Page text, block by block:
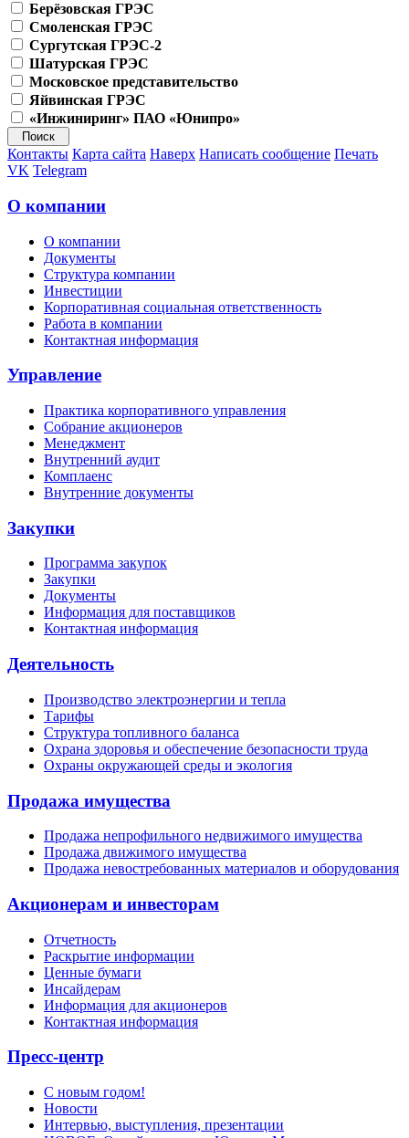
Берёзовская ГРЭС
Смоленская ГРЭС
Сургутская ГРЭС-2
Шатурская ГРЭС
Московское представительство
Яйвинская ГРЭС
«Инжиниринг» ПАО «Юнипро»
Контакты Карта сайта Наверх Написать сообщение Печать
VK Telegram
О компании
О компании
Документы
Структура компании
Инвестиции
Корпоративная социальная ответственность
Работа в компании
Контактная информация
Управление
Практика корпоративного управления
Собрание акционеров
Менеджмент
Внутренний аудит
Комплаенс
Внутренние документы
Закупки
Программа закупок
Закупки
Документы
Информация для поставщиков
Контактная информация
Деятельность
Производство электроэнергии и тепла
Тарифы
Структура топливного баланса
Охрана здоровья и обеспечение безопасности труда
Охраны окружающей среды и экология
Продажа имущества
Продажа непрофильного недвижимого имущества
Продажа движимого имущества
Продажа невостребованных материалов и оборудования
Акционерам и инвесторам
Отчетность
Раскрытие информации
Ценные бумаги
Инсайдерам
Информация для акционеров
Контактная информация
Пресс-центр
С новым годом!
Новости
Интервью, выступления, презентации